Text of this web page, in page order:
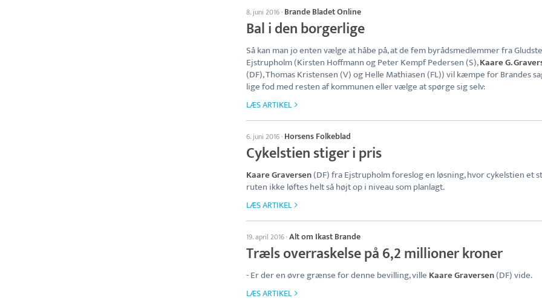
8. juni 2016· Brande Bladet Online
Bal i den borgerlige
Så kan man jo enten vælge at håbe på, at de fem byrådsmedlemmer fra
Ejstrupholm (Kirsten Hoffmann og Peter Kempf Pedersen (S),Kaare G.
(DF), Thomas Kristensen (V) og Helle Mathiasen (FL)) vil kæmpe for Brandes
lige fod med resten af kommunen eller vælge at spørge sig selv:
LÆS ARTIKEL
6. juni 2016· Horsens Folkeblad
Cykelstien stiger i pris
Kaare Graversen(DF) fra Ejstrupholm foreslog en løsning, hvor cykelstien et
ruten ikke løftes helt så højt op i niveau som planlagt.
LÆS ARTIKEL
19. april 2016·Alt om Ikast Brande
Træls overraskelse på 6,2 millioner kroner
- Er der en øvre grænse for denne bevilling, ville Kaare Graversen(DF) vide.
LÆS ARTIKEL